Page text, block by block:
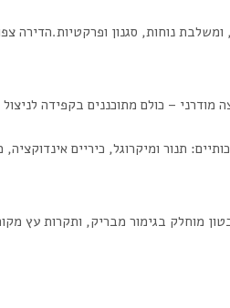
נוחות, סגנון ופרקטיות.הדירה
מודרני – כולם מתוכננים בקפידה
תנור ומיקרוגל, כיריים
מוחלק בגימור מבריק, ותקרות עץ